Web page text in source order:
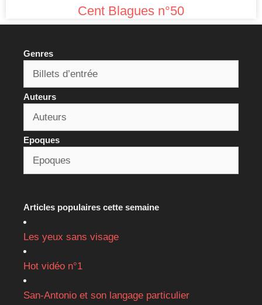
Cent Blagues n°50
Genres
Auteurs
Epoques
Articles populaires cette semaine
Les yeux sans visage
Hot vidéo n°1
San-Antonio et son langage particulier